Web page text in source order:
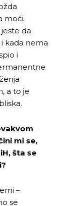
ste
ste
moći.
da
kada nema
i
a to je
mi se,
šta se
–
se